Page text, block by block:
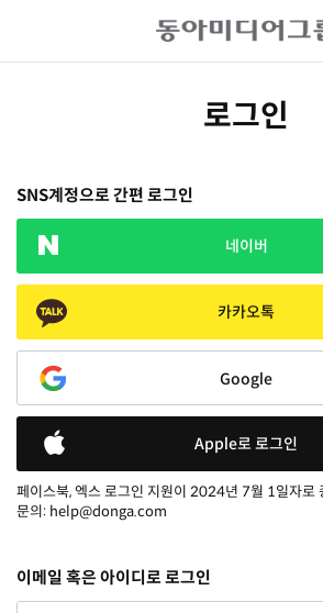
로그인
SNS계정으로 간편 로그인
네이버
카카오톡
Google
Apple로 로그인
페이스북, 엑스 로그인 지원이 2024년 7월 1일자로
문의: help@donga.com
이메일 혹은 아이디로 로그인